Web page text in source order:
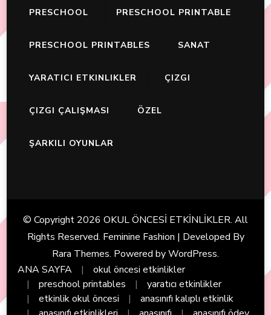
PRESCHOOL PRESCHOOL PRINTABLE
PRESCHOOL PRINTABLES SANAT
YARATICI ETKINLIKLER ÇIZGI
ÇIZGI ÇALIŞMASI ÖZEL
ŞARKILI OYUNLAR
© Copyright 2026 OKUL ÖNCESİ ETKİNLİKLER. All
Rights Reserved. Feminine Fashion | Developed By
Rara Themes. Powered byWordPress.
ANA SAYFA
okul öncesi etkinlikler
preschool printables
yaratıcı etkinlikler
etkinlik okul öncesi
anasınıfı kalıplı etkinlik